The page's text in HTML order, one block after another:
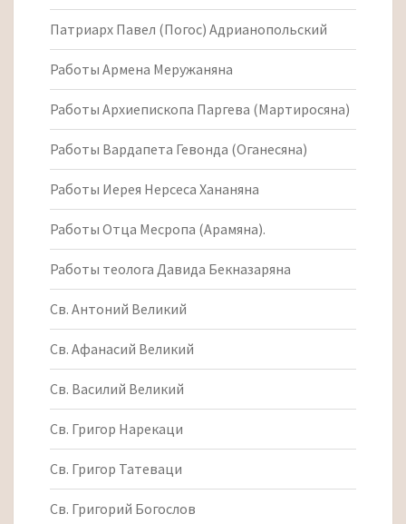
Патриарх Павел (Погос) Адрианопольский
Работы Армена Меружаняна
Работы Архиепископа Паргева (Мартиросяна)
Работы Вардапета Гевонда (Оганесяна)
Работы Иерея Нерсеса Хананяна
Работы Отца Месропа (Арамяна).
Работы теолога Давида Бекназаряна
Св. Антоний Великий
Св. Афанасий Великий
Св. Василий Великий
Св. Григор Нарекаци
Св. Григор Татеваци
Св. Григорий Богослов